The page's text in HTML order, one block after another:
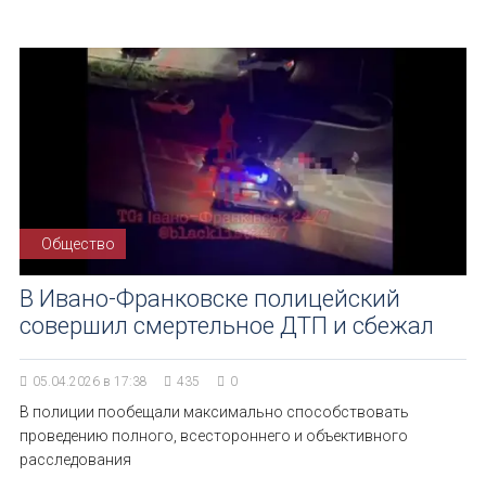
Общество
В Ивано-Франковске полицейский
совершил смертельное ДТП и сбежал
05.04.2026 в 17:38 435 0
В полиции пообещали максимально способствовать
проведению полного, всестороннего и объективного
расследования